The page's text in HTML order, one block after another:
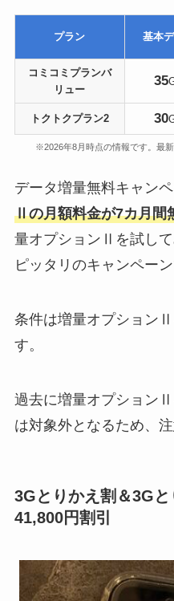
プラン 基本
コミコミプランバ
リュー
35
トクトクプラン2 30
※2026年8月時点の情報です。最
データ増量無料キャン
Ⅱの月額料金が7カ月間
量オプションⅡを試し
ピッタリのキャンペーン
条件は増量オプション
す。
過去に増量オプション
は対象外となるため、注
3Gとりかえ割＆3G
41,800円割引